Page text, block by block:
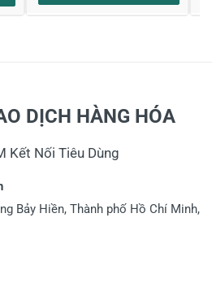
DỊCH HÀNG HÓA
Kết Nối Tiêu Dùng
Bảy Hiền, Thành phố Hồ Chí Minh,